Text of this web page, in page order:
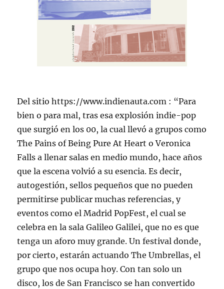
Del sitio https://www.indienauta.com : “Para
bien o para mal, tras esa explosión indie-pop
que surgió en los 00, la cual llevó a grupos como
The Pains of Being Pure At Heart o Veronica
Falls a llenar salas en medio mundo, hace años
que la escena volvió a su esencia. Es decir,
autogestión, sellos pequeños que no pueden
permitirse publicar muchas referencias, y
eventos como el Madrid PopFest, el cual se
celebra en la sala Galileo Galilei, que no es que
tenga un aforo muy grande. Un festival donde,
por cierto, estarán actuando The Umbrellas, el
grupo que nos ocupa hoy. Con tan solo un
disco, los de San Francisco se han convertido